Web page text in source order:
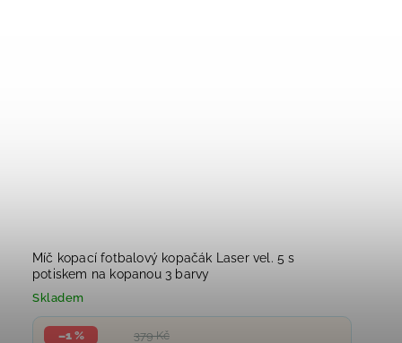
Míč kopací fotbalový kopačák Laser vel. 5 s
potiskem na kopanou 3 barvy
Skladem
379 Kč
–1 %